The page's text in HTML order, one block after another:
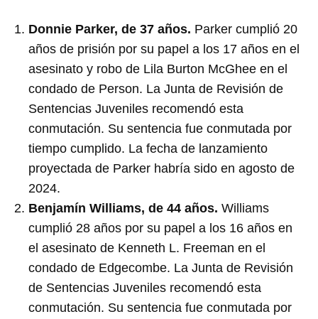
Donnie Parker, de 37 años. Parker cumplió 20
años de prisión por su papel a los 17 años en el
asesinato y robo de Lila Burton McGhee en el
condado de Person. La Junta de Revisión de
Sentencias Juveniles recomendó esta
conmutación. Su sentencia fue conmutada por
tiempo cumplido. La fecha de lanzamiento
proyectada de Parker habría sido en agosto de
2024.
Benjamín Williams, de 44 años.Williams
cumplió 28 años por su papel a los 16 años en
el asesinato de Kenneth L. Freeman en el
condado de Edgecombe. La Junta de Revisión
de Sentencias Juveniles recomendó esta
conmutación. Su sentencia fue conmutada por